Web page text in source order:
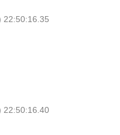
22:50:16.35
22:50:16.40